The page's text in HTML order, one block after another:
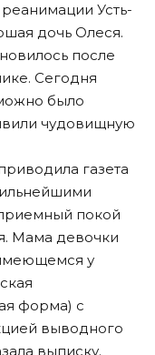
Усть-
дочь Олеся.
после
Сегодня
было
чудовищную
газета
покой
Мама девочки
у
форма) с
выводного
выписку.